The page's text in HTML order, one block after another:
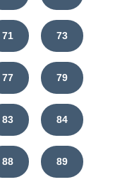
71 73
77 79
83 84
88 89